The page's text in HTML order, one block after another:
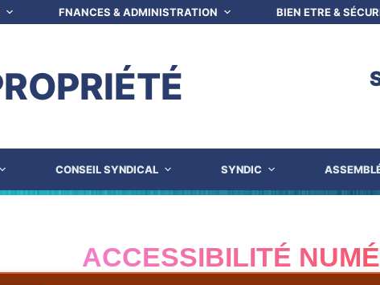
FNANCES & ADMINISTRATION BIEN ETRE &
CONSEIL SYNDICAL SYNDIC
ACCESSIBILITÉ